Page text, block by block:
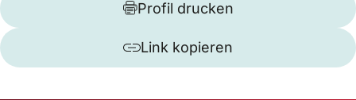
Profil drucken
Link kopieren